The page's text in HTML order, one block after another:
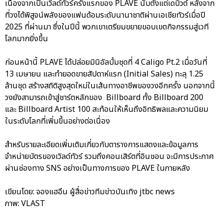
เนื่องจากเป็นเวิลด์ทัวร์ครั้งแรกของ PLAVE นับตั้งแต่เดบิวต์ หลังจาก
ที่วงได้พิสูจน์พลังของแฟนด้อมระดับนานาชาติผ่านเอเชียทัวร์เมื่อปี
2025 ที่ผ่านมา ซึ่งในปีนี้ พวกเขาเตรียมขยายขอบเขตกิจกรรมสู่เวที
โลกมากยิ่งขึ้น
ก่อนหน้านี้ PLAVE ได้ปล่อยมินิอัลบั้มชุดที่ 4 Caligo Pt.2 เมื่อวันที่
13 เมษายน และทำยอดขายสัปดาห์แรก (Initial Sales) ทะลุ 1.25
ล้านชุด สร้างสถิติสูงสุดใหม่ในเส้นทางอาชีพของวงอีกครั้ง นอกจากนี้
วงยังสามารถเข้าสู่ชาร์ตหลักของ Billboard⁠ ทั้ง Billboard 200
และ Billboard Artist 100 สะท้อนให้เห็นถึงอิทธิพลและความนิยม
ในระดับโลกที่เพิ่มขึ้นอย่างต่อเนื่อง
สำหรับรายละเอียดเพิ่มเติมเกี่ยวกับตารางการแสดงและข้อมูลการ
จำหน่ายบัตรของเวิลด์ทัวร์ รวมถึงคอนเสิร์ตที่อินชอน จะมีการประกาศ
ผ่านช่องทาง SNS อย่างเป็นทางการของ PLAVE ในภายหลัง
เขียนโดย: จองแฮอึน ผู้สื่อข่าวทีมข่าวบันเทิง jtbc news
ภาพ: VLAST